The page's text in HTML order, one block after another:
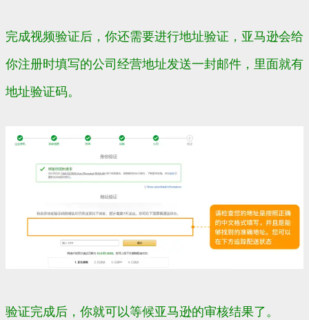
完成视频验证后，你还需要进行地址验证，亚马逊会给
你注册时填写的公司经营地址发送一封邮件，里面就有
地址验证码。
验证完成后，你就可以等候亚马逊的审核结果了。